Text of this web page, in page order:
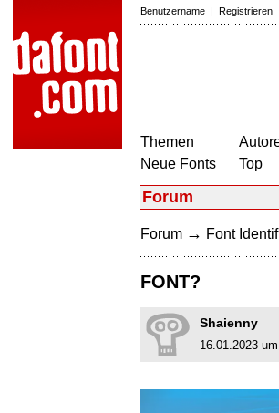
Benutzername | Registrieren
Themen
Neue Fonts
Top
Forum
Forum → Font
FONT?
Shaienny
16.01.2023